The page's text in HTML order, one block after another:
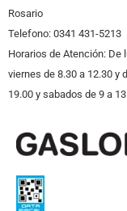
Rosario
Telefono: 0341 431-5213
Horarios de Atención: De
viernes de 8.30 a 12.30 y
19.00 y sabados de 9 a 13